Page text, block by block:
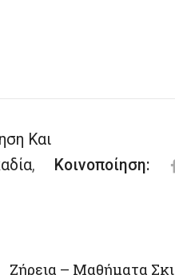
Και
, Κοινοποίηση:
Ζήρεια – Μαθήματα